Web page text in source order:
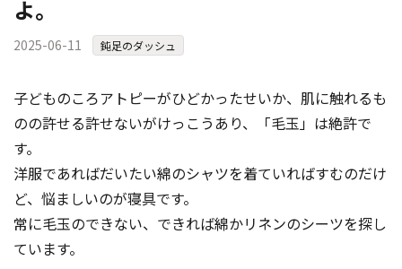
よ。
2025-06-11 鈍足のダッシュ
子どものころアトピーがひどかったせいか、肌に触れるも
のの許せる許せないがけっこうあり、「毛玉」は絶許で
す。
洋服であればだいたい綿のシャツを着ていればすむのだけ
ど、悩ましいのが寝具です。
常に毛玉のできない、できれば綿かリネンのシーツを探し
ています。